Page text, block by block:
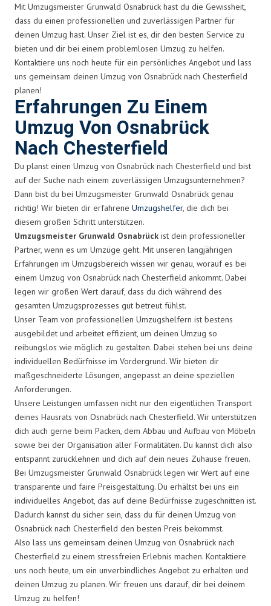
Mit Umzugsmeister Grunwald Osnabrück hast du die Gewissheit,
dass du einen professionellen und zuverlässigen Partner für
deinen Umzug hast. Unser Ziel ist es, dir den besten Service zu
bieten und dir bei einem problemlosen Umzug zu helfen.
Kontaktiere uns noch heute für ein persönliches Angebot und lass
uns gemeinsam deinen Umzug von Osnabrück nach Chesterfield
planen!
Erfahrungen Zu Einem
Umzug Von Osnabrück
Nach Chesterfield
Du planst einen Umzug von Osnabrück nach Chesterfield und bist
auf der Suche nach einem zuverlässigen Umzugsunternehmen?
Dann bist du bei Umzugsmeister Grunwald Osnabrück genau
richtig! Wir bieten dir erfahrene Umzugshelfer, die dich bei
diesem großen Schritt unterstützen.
Umzugsmeister Grunwald Osnabrück ist dein professioneller
Partner, wenn es um Umzüge geht. Mit unseren langjährigen
Erfahrungen im Umzugsbereich wissen wir genau, worauf es bei
einem Umzug von Osnabrück nach Chesterfield ankommt. Dabei
legen wir großen Wert darauf, dass du dich während des
gesamten Umzugsprozesses gut betreut fühlst.
Unser Team von professionellen Umzugshelfern ist bestens
ausgebildet und arbeitet effizient, um deinen Umzug so
reibungslos wie möglich zu gestalten. Dabei stehen bei uns deine
individuellen Bedürfnisse im Vordergrund. Wir bieten dir
maßgeschneiderte Lösungen, angepasst an deine speziellen
Anforderungen.
Unsere Leistungen umfassen nicht nur den eigentlichen Transport
deines Hausrats von Osnabrück nach Chesterfield. Wir unterstützen
dich auch gerne beim Packen, dem Abbau und Aufbau von Möbeln
sowie bei der Organisation aller Formalitäten. Du kannst dich also
entspannt zurücklehnen und dich auf dein neues Zuhause freuen.
Bei Umzugsmeister Grunwald Osnabrück legen wir Wert auf eine
transparente und faire Preisgestaltung. Du erhältst bei uns ein
individuelles Angebot, das auf deine Bedürfnisse zugeschnitten ist.
Dadurch kannst du sicher sein, dass du für deinen Umzug von
Osnabrück nach Chesterfield den besten Preis bekommst.
Also lass uns gemeinsam deinen Umzug von Osnabrück nach
Chesterfield zu einem stressfreien Erlebnis machen. Kontaktiere
uns noch heute, um ein unverbindliches Angebot zu erhalten und
deinen Umzug zu planen. Wir freuen uns darauf, dir bei deinem
Umzug zu helfen!